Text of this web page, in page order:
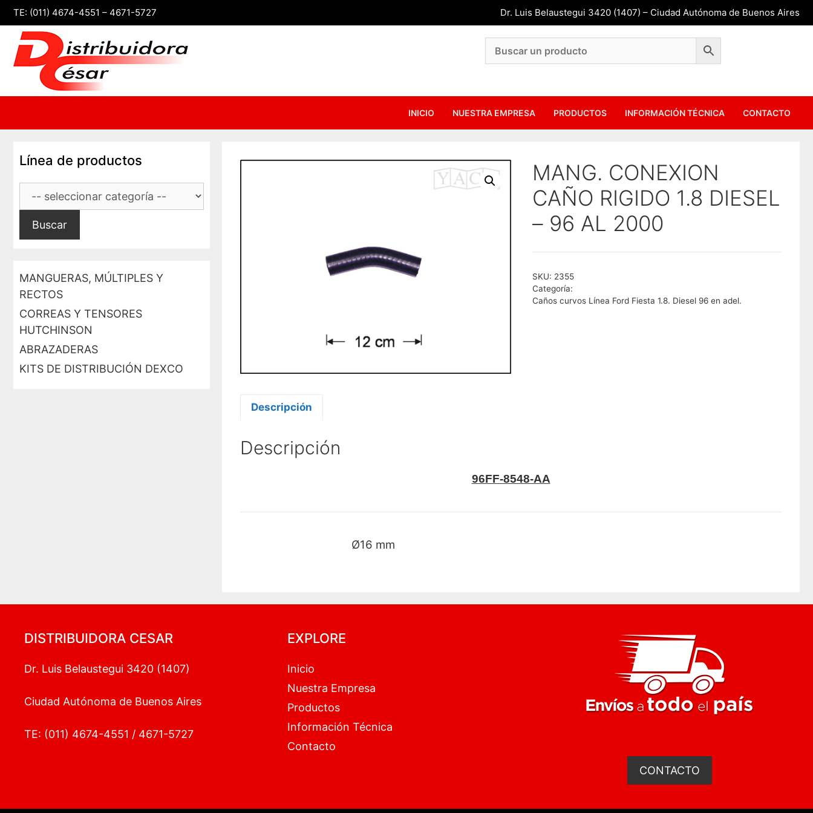
Saltar
contenido
Dr. Luis Belaustegui 3420 (1407) – Ciudad Autónoma de Buenos Aires
TE: (011) 4674-4551 – 4671-5727
INICIO NUESTRA EMPRESA PRODUCTOS INFORMACIÓN TÉCNICA CONTACTO
MANG. CONEXION
CAÑO RIGIDO 1.8 DIESEL
– 96 AL 2000
SKU: 2355
Categoría:
Caños curvos Línea Ford Fiesta 1.8. Diesel 96 en adel.
Descripción
Descripción
96FF-8548-AA
Ø16 mm
Línea de productos
Buscar
MANGUERAS, MÚLTIPLES Y
RECTOS
CORREAS Y TENSORES
HUTCHINSON
ABRAZADERAS
KITS DE DISTRIBUCIÓN DEXCO
DISTRIBUIDORA CESAR
Dr. Luis Belaustegui 3420 (1407)
Ciudad Autónoma de Buenos Aires
TE: (011) 4674-4551 / 4671-5727
EXPLORE
Inicio
Nuestra Empresa
Productos
Información Técnica
Contacto
CONTACTO